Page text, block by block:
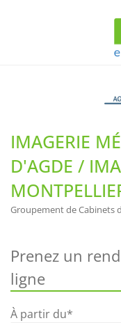
IMAGERIE
D'AGDE /
Groupement de Cabinets
Prenez un
ligne
À partir du*